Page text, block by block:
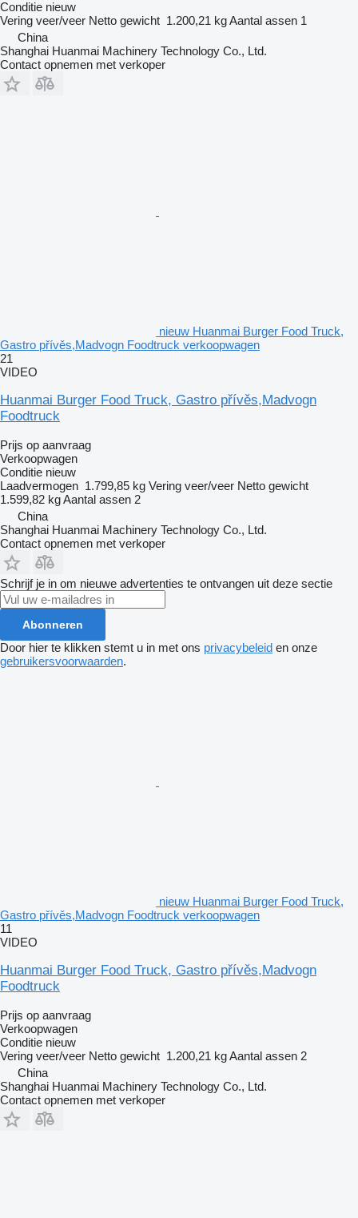
Conditie nieuw
Vering veer/veer Netto gewicht 1.200,21 kgAantal assen 1
China
Shanghai Huanmai Machinery Technology Co., Ltd.
Contact opnemen met verkoper
nieuw Huanmai Burger Food Truck,
Gastro přívěs,Madvogn Foodtruck verkoopwagen
21
VIDEO
Huanmai Burger Food Truck, Gastro přívěs,Madvogn
Foodtruck
Prijs op aanvraag
Verkoopwagen
Conditie nieuw
Laadvermogen 1.799,85 kg Vering veer/veer Netto gewicht
1.599,82 kgAantal assen 2
China
Shanghai Huanmai Machinery Technology Co., Ltd.
Contact opnemen met verkoper
Schrijf je in om nieuwe advertenties te ontvangen uit deze sectie
Abonneren
Door hier te klikken stemt u in met ons privacybeleid en onze
gebruikersvoorwaarden.
nieuw Huanmai Burger Food Truck,
Gastro přívěs,Madvogn Foodtruck verkoopwagen
11
VIDEO
Huanmai Burger Food Truck, Gastro přívěs,Madvogn
Foodtruck
Prijs op aanvraag
Verkoopwagen
Conditie nieuw
Vering veer/veer Netto gewicht 1.200,21 kgAantal assen 2
China
Shanghai Huanmai Machinery Technology Co., Ltd.
Contact opnemen met verkoper